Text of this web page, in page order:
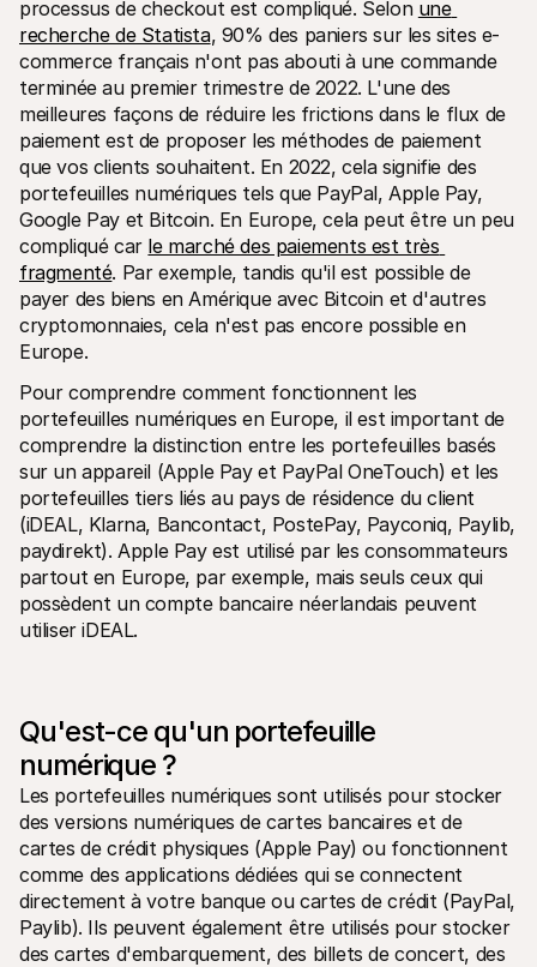
À propos de Mollie
Tarifs
Consultez nos tarifs
À propos
Notre histoire et nos valeurs
Actualités
Lire les dernières actualités de
Mollie
Nous rejoindre
Rejoignez notre équipe - nous
recrutons !
Découvrez comment nous aidons
Contact
Pour les consommateurs
Découvrez pourquoi Mollie figure sur votre relevé bancaire
Pour les clients Mollie
Contactez notre équipe support
Pour obtenir un devis
Découvrez comment nous pouvons aider votre entreprise
processus de checkout est compliqué. Selon une
recherche de Statista, 90% des paniers sur les sites e-
commerce français n'ont pas abouti à une commande
terminée au premier trimestre de 2022. L'une des
meilleures façons de réduire les frictions dans le flux de
paiement est de proposer les méthodes de paiement
que vos clients souhaitent. En 2022, cela signifie des
portefeuilles numériques tels que PayPal, Apple Pay,
Google Pay et Bitcoin. En Europe, cela peut être un peu
compliqué car le marché des paiements est très
fragmenté. Par exemple, tandis qu'il est possible de
payer des biens en Amérique avec Bitcoin et d'autres
cryptomonnaies, cela n'est pas encore possible en
Europe.
Pour comprendre comment fonctionnent les
portefeuilles numériques en Europe, il est important de
comprendre la distinction entre les portefeuilles basés
sur un appareil (Apple Pay et PayPal OneTouch) et les
portefeuilles tiers liés au pays de résidence du client
(iDEAL, Klarna, Bancontact, PostePay, Payconiq, Paylib,
paydirekt). Apple Pay est utilisé par les consommateurs
partout en Europe, par exemple, mais seuls ceux qui
possèdent un compte bancaire néerlandais peuvent
utiliser iDEAL.
Qu'est-ce qu'un portefeuille
numérique ?
Les portefeuilles numériques sont utilisés pour stocker
des versions numériques de cartes bancaires et de
cartes de crédit physiques (Apple Pay) ou fonctionnent
comme des applications dédiées qui se connectent
directement à votre banque ou cartes de crédit (PayPal,
Paylib). Ils peuvent également être utilisés pour stocker
des cartes d'embarquement, des billets de concert, des